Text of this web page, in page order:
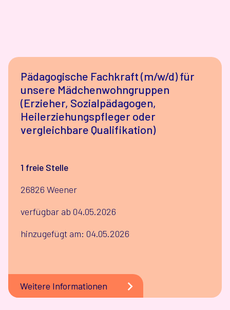
Pädagogische Fachkraft (m/w/d) für
unsere Mädchenwohngruppen
(Erzieher, Sozialpädagogen,
Heilerziehungspfleger oder
vergleichbare Qualifikation)
1 freie Stelle
26826 Weener
verfügbar ab 04.05.2026
hinzugefügt am: 04.05.2026
Weitere Informationen